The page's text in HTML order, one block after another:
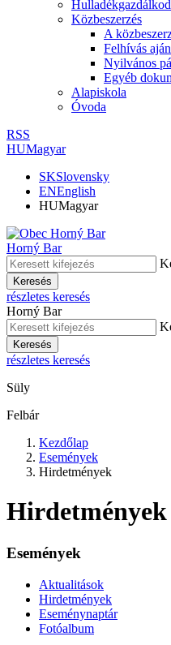
Közbeszerzés
A
Felhívás
Nyilvános
Egyéb
Alapiskola
Óvoda
RSS
HUMagyar
SKSlovensky
ENEnglish
HUMagyar
Horný Bar
Keresés
részletes keresés
Horný Bar
Keresés
részletes keresés
Süly
Felbár
Kezdőlap
Események
Hirdetmények
Hirdetmények
Események
Aktualitások
Hirdetmények
Eseménynaptár
Fotóalbum